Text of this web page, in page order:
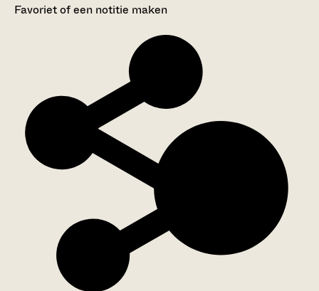
Favoriet of een notitie maken